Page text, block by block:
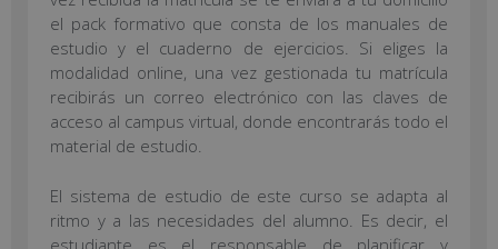
el pack formativo que consta de los manuales de
estudio y el cuaderno de ejercicios. Si eliges la
modalidad online, una vez gestionada tu matrícula
recibirás un correo electrónico con las claves de
acceso al campus virtual, donde encontrarás todo el
material de estudio.
El sistema de estudio de este curso se adapta al
ritmo y a las necesidades del alumno. Es decir, el
estudiante es el responsable de planificar y